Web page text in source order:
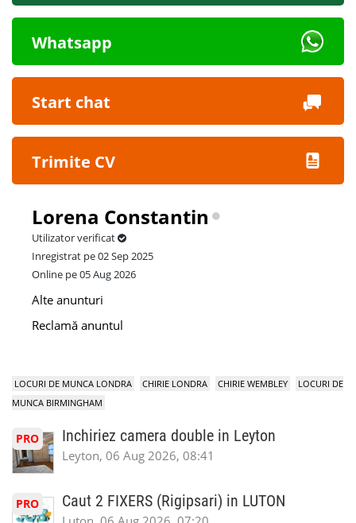
Whatsapp
Start chat
Trimite CV
Lorena Constantin
Utilizator verificat
Inregistrat pe 02 Sep 2025
Online pe 05 Aug 2026
Alte anunturi
Reclamă anuntul
LOCURI DE MUNCA LONDRA CHIRIE LONDRA CHIRIE WEMBLEY
LOCURI DE
MUNCA BIRMINGHAM
PRO Inchiriez camera double in Leyton
Leyton, 06 Aug 2026, 08:41
PRO Caut 2 FIXERS (Rigipsari) in LUTON